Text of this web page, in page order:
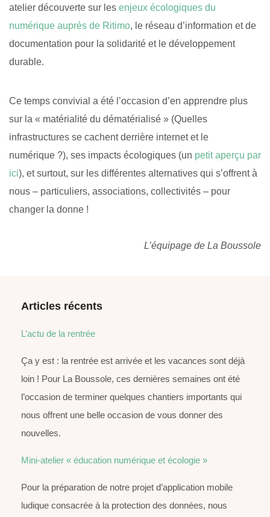
atelier découverte sur les enjeux écologiques du
numérique auprès de Ritimo, le réseau d’information et de
documentation pour la solidarité et le développement
durable.
Ce temps convivial a été l’occasion d’en apprendre plus
sur la « matérialité du dématérialisé » (Quelles
infrastructures se cachent derrière internet et le
numérique ?), ses impacts écologiques (un petit aperçu par
ici), et surtout, sur les différentes alternatives qui s’offrent à
nous – particuliers, associations, collectivités – pour
changer la donne !
L’équipage de La Boussole
Articles récents
L’actu de la rentrée
Ça y est : la rentrée est arrivée et les vacances sont déjà
loin ! Pour La Boussole, ces dernières semaines ont été
l’occasion de terminer quelques chantiers importants qui
nous offrent une belle occasion de vous donner des
nouvelles.
Mini-atelier « éducation numérique et écologie »
Pour la préparation de notre projet d’application mobile
ludique consacrée à la protection des données, nous